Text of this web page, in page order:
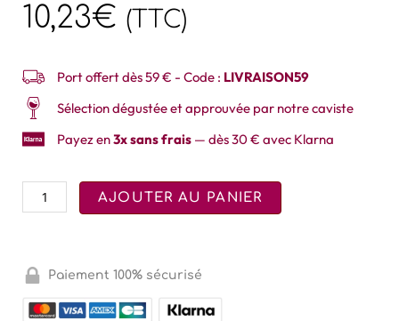
10,23€ (TTC)
Port offert dès 59 € - Code : LIVRAISON59
Sélection dégustée et approuvée par notre caviste
Payez en3x sans frais — dès 30 € avec Klarna
AJOUTER AU PANIER
Paiement 100% sécurisé